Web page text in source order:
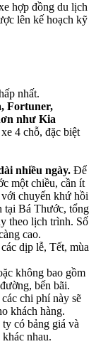
hợp đồng du lịch
lên kế hoạch kỹ
nhất.
Fortuner,
như Kia
4 chỗ, đặc biệt
nhiều ngày. Để
một chiều, cần ít
chuyến khứ hồi
tại Bá Thước, tổng
theo lịch trình. Số
cao.
dịp lễ, Tết, mùa
không bao gồm
bến bãi.
chi phí này sẽ
khách hàng.
có bảng giá và
nhau.